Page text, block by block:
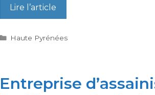
Lire l’article
Catégories
Haute Pyrénées
Entreprise